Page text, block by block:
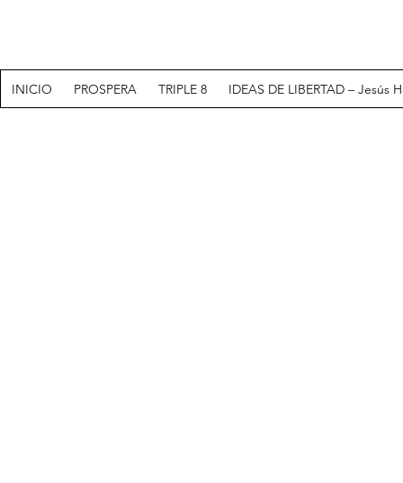
INICIO PROSPERA TRIPLE 8 IDEAS DE LIBERTAD – Jesús